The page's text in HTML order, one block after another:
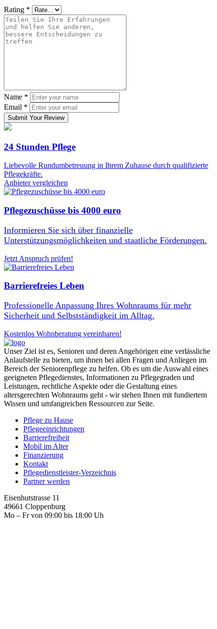
Rating *
Name *
Email *
Submit Your Review
24 Stunden Pflege
Liebevolle Rundumbetreuung in Ihrem Zuhause durch qualifizierte
Pflegekräfte.
Anbieter vergleichen
Pflegezuschüsse bis 4000 euro
Informieren Sie sich über finanzielle
Unterstützungsmöglichkeiten und staatliche Förderungen.
Jetzt Anspruch prüfen!
Barrierefreies Leben
Professionelle Anpassung Ihres Wohnraums für mehr
Sicherheit und Selbstständigkeit im Alltag.
Kostenlos Wohnberatung vereinbaren!
Unser Ziel ist es, Senioren und deren Angehörigen eine verlässliche
Anlaufstelle zu bieten, um ihnen bei allen Fragen und Anliegen im
Bereich der Seniorenpflege zu helfen. Ob es um die Auswahl eines
geeigneten Pflegedienstes, Informationen zu Pflegegraden und
Leistungen, rechtliche Aspekte oder die Gestaltung eines
altersgerechten Wohnraums geht - wir stehen Ihnen mit fundiertem
Wissen und umfangreichen Ressourcen zur Seite.
Pflege zu Hause
Pflegeeinrichtungen
Barrierefreiheit
Mobil im Alter
Finanzierung
Kontakt
Pflegedienstleister-Verzeichnis
Partner werden
Eisenhutstrasse 11
49661 Cloppenburg
Mo – Fr von 09:00 bis 18:00 Uh